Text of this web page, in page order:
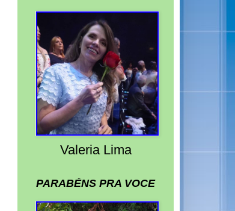
Valeria Lima
PARABÉNS PRA VOCE